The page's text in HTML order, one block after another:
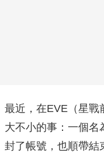
最近，在EVE（星戰
大不小的事：一個名
封了帳號，也順帶結